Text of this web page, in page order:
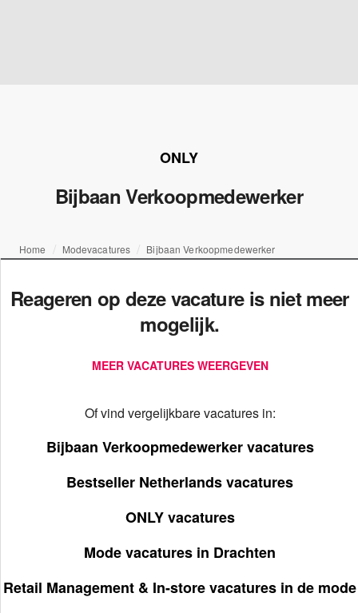
ONLY
Bijbaan Verkoopmedewerker
Home Modevacatures Bijbaan Verkoopmedewerker
Reageren op deze vacature is niet meer
mogelijk.
MEER VACATURES WEERGEVEN
Of vind vergelijkbare vacatures in:
Bijbaan Verkoopmedewerker vacatures
Bestseller Netherlands vacatures
ONLY vacatures
Mode vacatures in Drachten
Retail Management & In-store vacatures in de mode